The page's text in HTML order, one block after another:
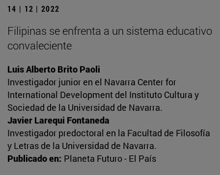
14 | 12 | 2022
Filipinas se enfrenta a un sistema educativo
convaleciente
Luis Alberto Brito Paoli
Investigador junior en el Navarra Center for
International Development del Instituto Cultura y
Sociedad de la Universidad de Navarra.
Javier Larequi Fontaneda
Investigador predoctoral en la Facultad de Filosofía
y Letras de la Universidad de Navarra.
Publicado en: Planeta Futuro - El País